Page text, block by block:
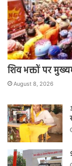
शिव भक्तों पर
August 8, 2026